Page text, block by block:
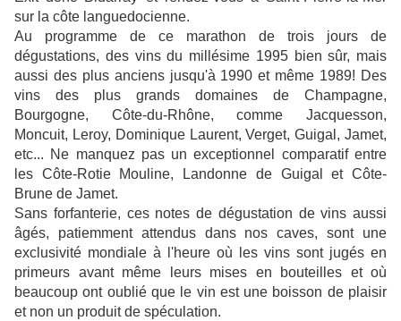
sur la côte languedocienne.
Au programme de ce marathon de trois jours de
dégustations, des vins du millésime 1995 bien sûr, mais
aussi des plus anciens jusqu'à 1990 et même 1989! Des
vins des plus grands domaines de Champagne,
Bourgogne, Côte-du-Rhône, comme Jacquesson,
Moncuit, Leroy, Dominique Laurent, Verget, Guigal, Jamet,
etc... Ne manquez pas un exceptionnel comparatif entre
les Côte-Rotie Mouline, Landonne de Guigal et Côte-
Brune de Jamet.
Sans forfanterie, ces notes de dégustation de vins aussi
âgés, patiemment attendus dans nos caves, sont une
exclusivité mondiale à l'heure où les vins sont jugés en
primeurs avant même leurs mises en bouteilles et où
beaucoup ont oublié que le vin est une boisson de plaisir
et non un produit de spéculation.